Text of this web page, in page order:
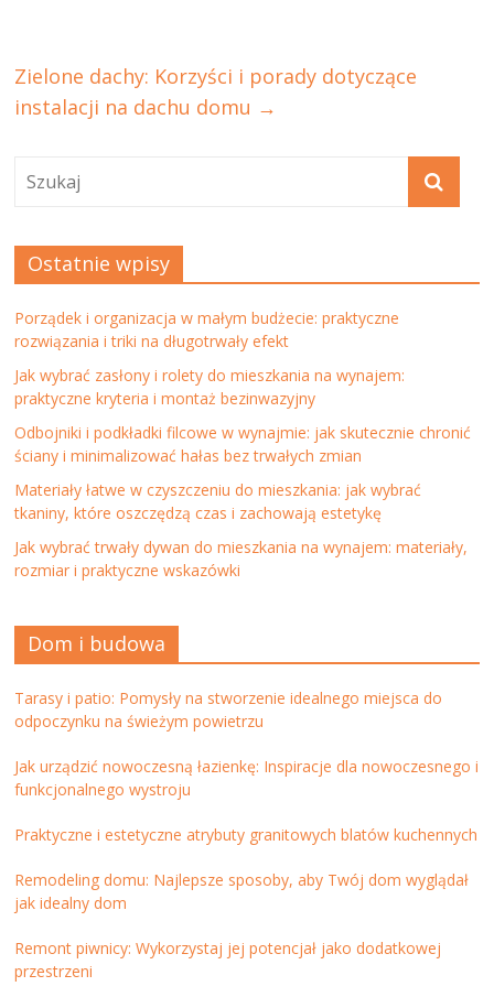
Zielone dachy: Korzyści i porady dotyczące
instalacji na dachu domu →
Ostatnie wpisy
Porządek i organizacja w małym budżecie: praktyczne
rozwiązania i triki na długotrwały efekt
Jak wybrać zasłony i rolety do mieszkania na wynajem:
praktyczne kryteria i montaż bezinwazyjny
Odbojniki i podkładki filcowe w wynajmie: jak skutecznie chronić
ściany i minimalizować hałas bez trwałych zmian
Materiały łatwe w czyszczeniu do mieszkania: jak wybrać
tkaniny, które oszczędzą czas i zachowają estetykę
Jak wybrać trwały dywan do mieszkania na wynajem: materiały,
rozmiar i praktyczne wskazówki
Dom i budowa
Tarasy i patio: Pomysły na stworzenie idealnego miejsca do
odpoczynku na świeżym powietrzu
Jak urządzić nowoczesną łazienkę: Inspiracje dla nowoczesnego i
funkcjonalnego wystroju
Praktyczne i estetyczne atrybuty granitowych blatów kuchennych
Remodeling domu: Najlepsze sposoby, aby Twój dom wyglądał
jak idealny dom
Remont piwnicy: Wykorzystaj jej potencjał jako dodatkowej
przestrzeni